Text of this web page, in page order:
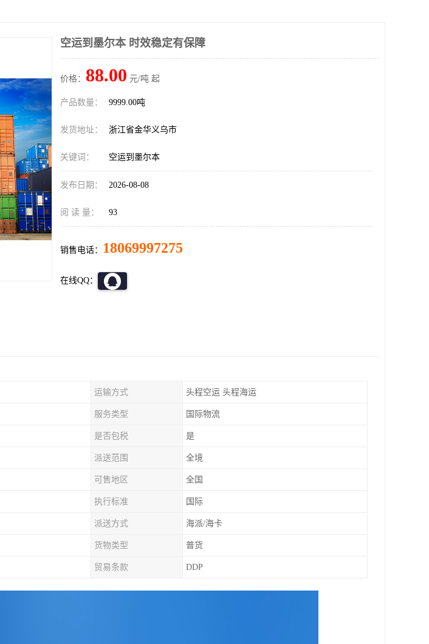
空运到墨尔本 时效稳定有保障
价格： 88.00 元/吨 起
产品数量： 9999.00吨
发货地址： 浙江省金华义乌市
关键词： 空运到墨尔本
发布日期： 2026-08-08
阅 读 量： 93
销售电话： 18069997275
在线QQ：
运输方式 头程空运 头程海运
服务类型 国际物流
是否包税 是
派送范围 全境
可售地区 全国
执行标准 国际
派送方式 海派/海卡
货物类型 普货
贸易条款 DDP